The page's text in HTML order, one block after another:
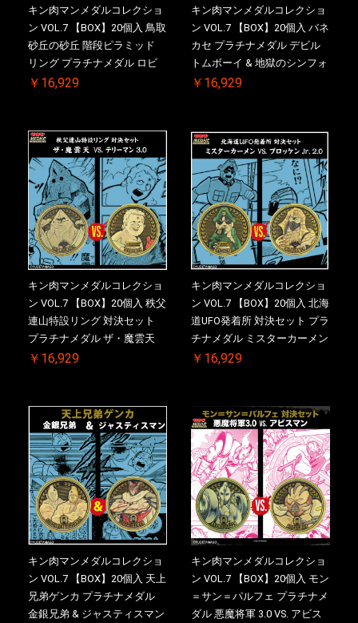
キン肉マンメダルコレクショ
ン VOL.7 【BOX】20個入 鳥取
砂丘の砂丘 階段ピラミッド
リング プラチナメダル ロビ
ンマスク VS.ネメシス 【初回
2026/10/30 一斉出荷予定
￥16,929
キン肉マンメダルコレクショ
ン VOL.7 【BOX】20個入 バネ
カセ プラチナメダル デビル
トムボーイ & 地獄のシンフォ
ニー ケース付き【初回購入特
一斉出荷予定
￥16,929
キン肉マンメダルコレクショ
ン VOL.7 【BOX】20個入 秩父
連山特設リング 対決セット
プラチナメダル ザ・魔雲天
VS. テリーマン 3.0 ケース付
注分】2026/10/30 一斉出荷予
￥16,929
キン肉マンメダルコレクショ
ン VOL.7 【BOX】20個入 北海
道UFO発着所 対決セット プラ
チナメダル ミスターカーメン
VS. ブロッケン Jr. 2.0 ケース
【二次受注分】2026/10/30 一
斉出荷予定
￥16,929
キン肉マンメダルコレクショ
ン VOL.7 【BOX】20個入 天上
兄弟ゲンカ プラチナメダル
金銀兄弟 & ジャスティスマン
キン肉マンメダルコレクショ
ン VOL.7 【BOX】20個入 モン
＝サン＝パルフェ プラチナメ
ダル 悪魔将軍 3.0 VS. アビス